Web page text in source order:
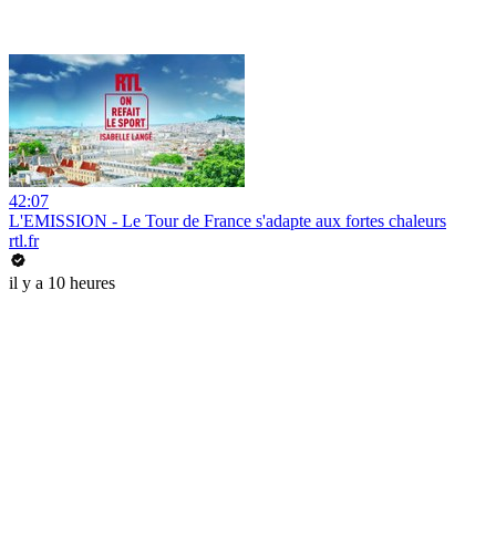
42:07
L'EMISSION - Le Tour de France s'adapte aux fortes chaleurs
rtl.fr
il y a 10 heures